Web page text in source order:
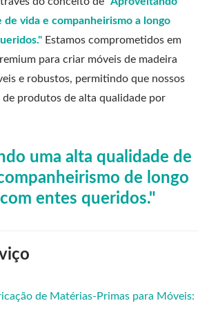
de vida e companheirismo a longo
Estamos comprometidos em
para criar móveis de madeira
e robustos, permitindo que nossos
produtos de alta qualidade por
uma alta qualidade de
de longo
entes queridos."
de Matérias-Primas para Móveis: